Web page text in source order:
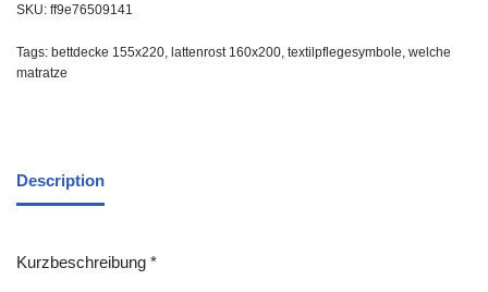
SKU: ff9e76509141
Tags: bettdecke 155x220 lattenrost 160x200 textilpflegesymbole welche
matratze
Description
Kurzbeschreibung *